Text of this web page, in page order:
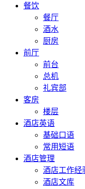
餐饮
餐厅
酒水
厨房
前厅
前台
总机
礼宾部
客房
楼层
酒店英语
基础口语
常用短语
酒店管理
酒店工作经
酒店文库